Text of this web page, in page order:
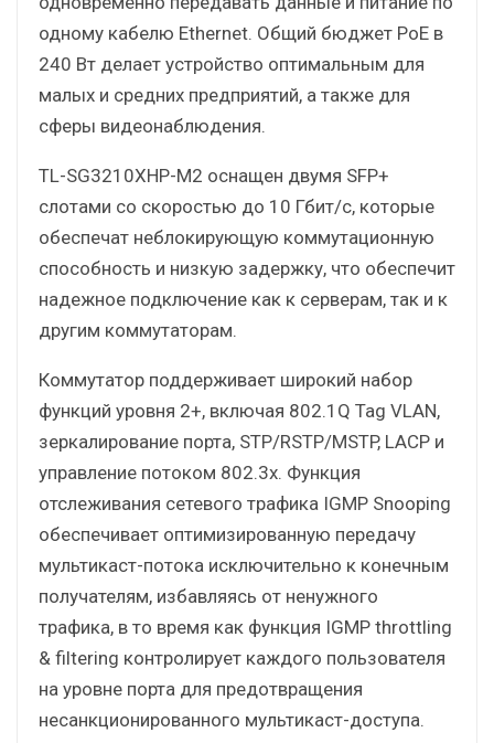
одному кабелю Ethernet. Общий бюджет PoE в
240 Вт делает устройство оптимальным для
малых и средних предприятий, а также для
сферы видеонаблюдения.
TL-SG3210XHP-M2 оснащен двумя SFP+
слотами со скоростью до 10 Гбит/с, которые
обеспечат неблокирующую коммутационную
способность и низкую задержку, что обеспечит
надежное подключение как к серверам, так и к
другим коммутаторам.
Коммутатор поддерживает широкий набор
функций уровня 2+, включая 802.1Q Tag VLAN,
зеркалирование порта, STP/RSTP/MSTP, LACP и
управление потоком 802.3x. Функция
отслеживания сетевого трафика IGMP Snooping
обеспечивает оптимизированную передачу
мультикаст-потока исключительно к конечным
получателям, избавляясь от ненужного
трафика, в то время как функция IGMP throttling
& filtering контролирует каждого пользователя
на уровне порта для предотвращения
несанкционированного мультикаст-доступа.